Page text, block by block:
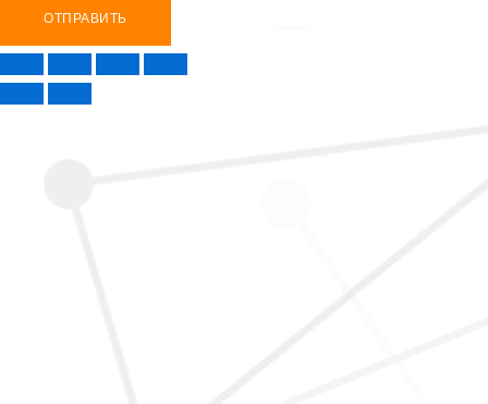
ОТПРАВИТЬ